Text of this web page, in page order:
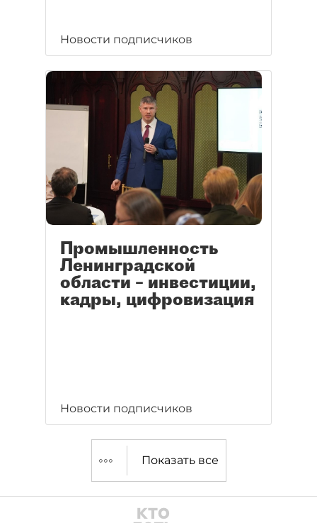
Новости подписчиков
Промышленность
Ленинградской
области – инвестиции,
кадры, цифровизация
Новости подписчиков
Показать все